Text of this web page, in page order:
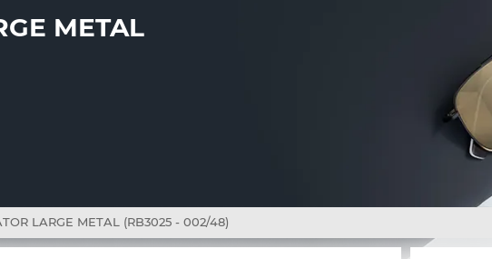
METAL
LARGE METAL (RB3025 - 002/48)